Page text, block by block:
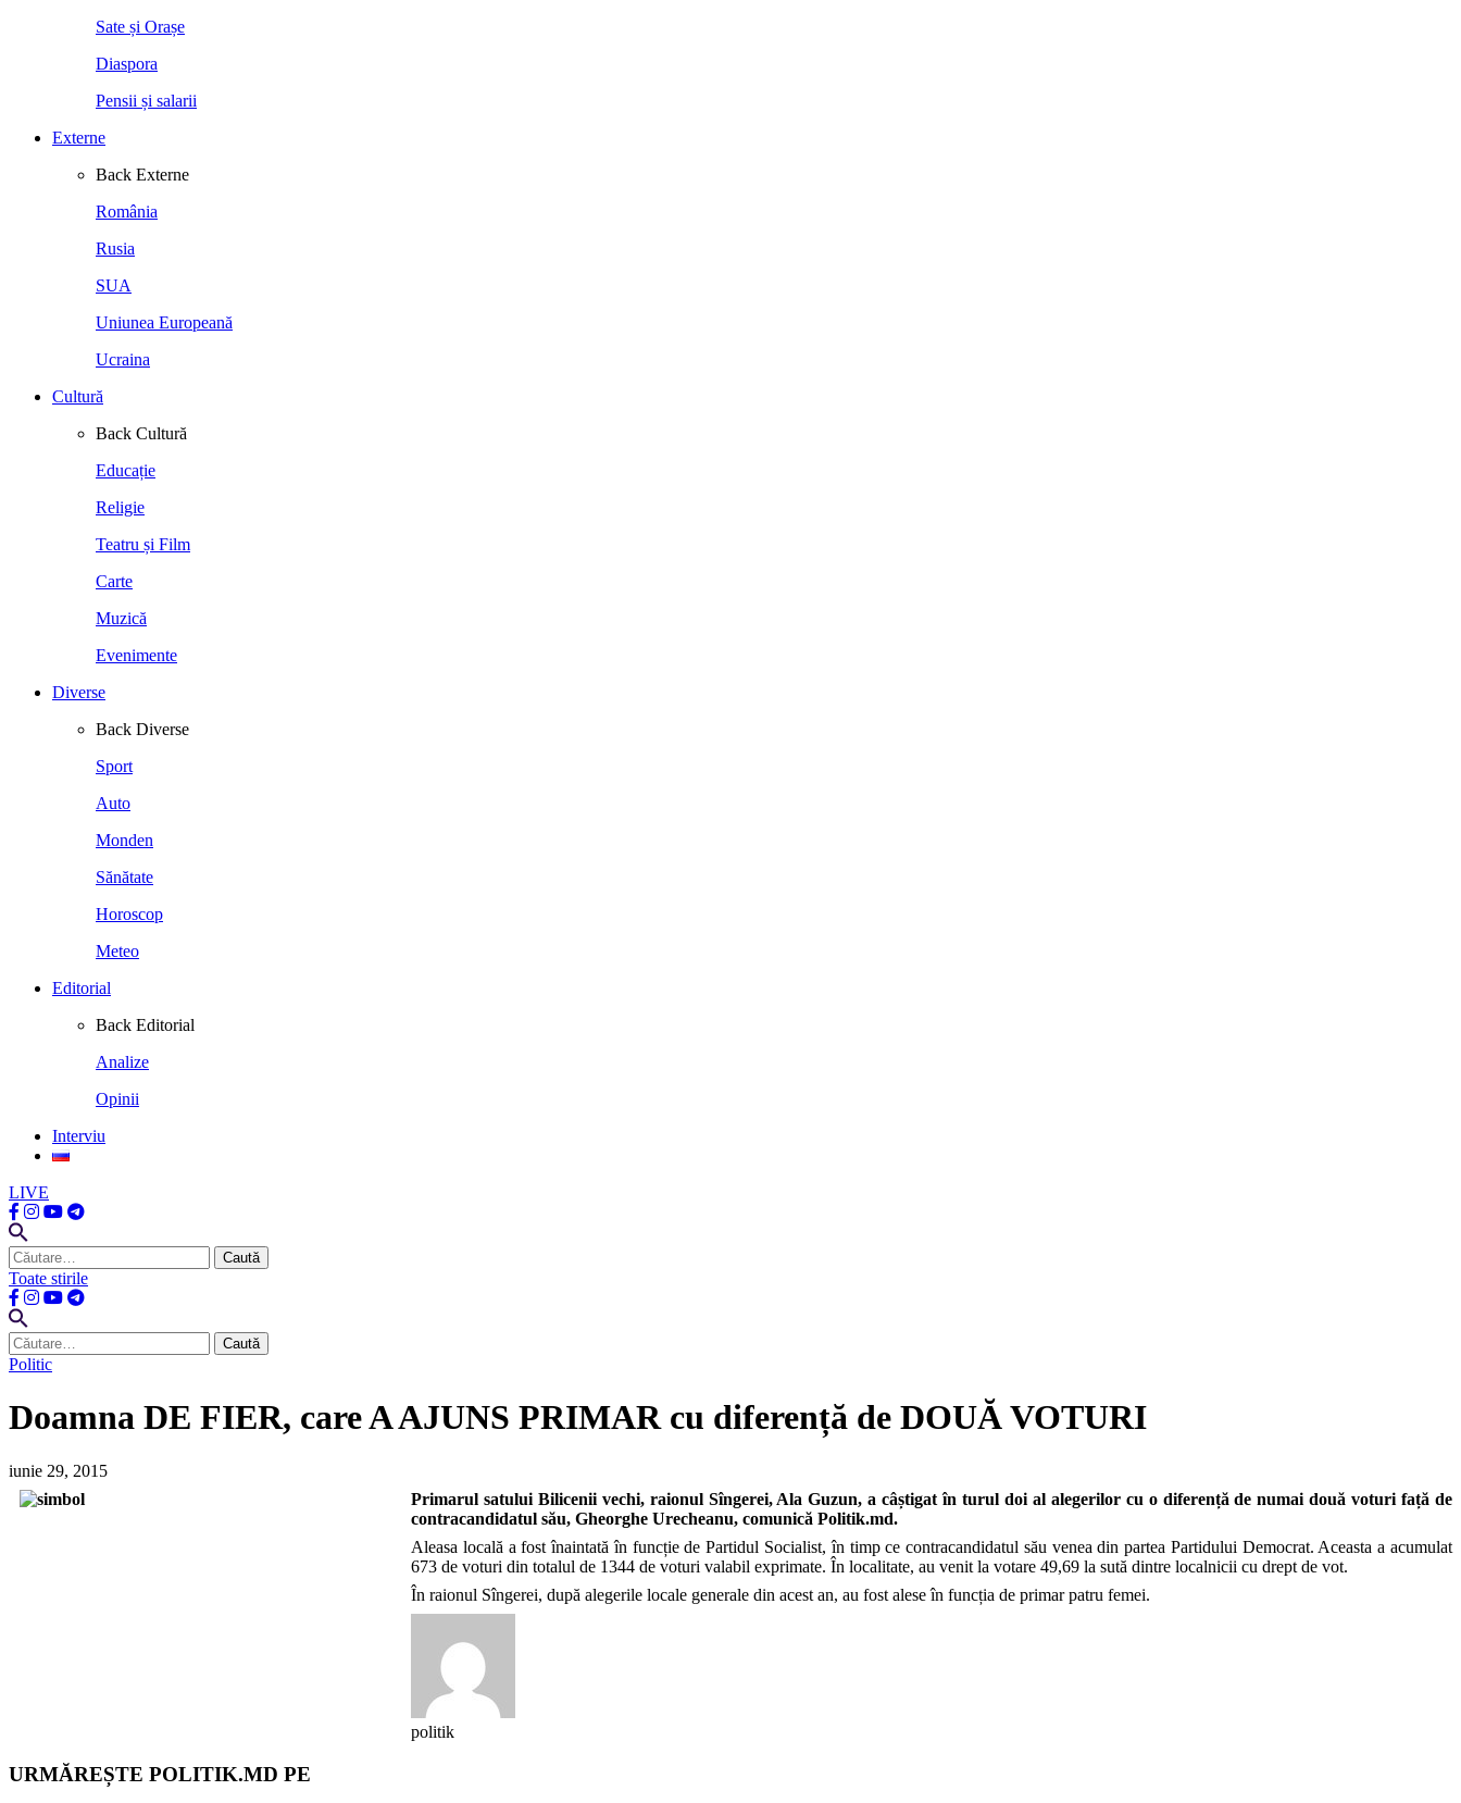
Sate și Orașe
Diaspora
Pensii și salarii
Externe
Back Externe
România
Rusia
SUA
Uniunea Europeană
Ucraina
Cultură
Back Cultură
Educație
Religie
Teatru și Film
Carte
Muzică
Evenimente
Diverse
Back Diverse
Sport
Auto
Monden
Sănătate
Horoscop
Meteo
Editorial
Back Editorial
Analize
Opinii
Interviu
LIVE
Caută
după:
Toate stirile
Caută
după:
Politic
Doamna DE FIER, care A AJUNS PRIMAR cu diferență de DOUĂ VOTURI
iunie 29, 2015
Primarul satului Bilicenii vechi, raionul Sîngerei, Ala Guzun, a câștigat în turul doi al alegerilor cu o diferență de numai două voturi față de
contracandidatul său, Gheorghe Urecheanu, comunică Politik.md.
Aleasa locală a fost înaintată în funcție de Partidul Socialist, în timp ce contracandidatul său venea din partea Partidului Democrat. Aceasta a acumulat
673 de voturi din totalul de 1344 de voturi valabil exprimate. În localitate, au venit la votare 49,69 la sută dintre localnicii cu drept de vot.
În raionul Sîngerei, după alegerile locale generale din acest an, au fost alese în funcția de primar patru femei.
politik
URMĂREȘTE POLITIK.MD PE